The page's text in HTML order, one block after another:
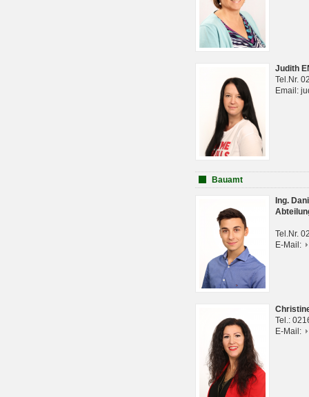
Judith
Tel.Nr.
Email:
Bauamt
Ing.
Tel.Nr.
E-Mail:
Tel.:
E-Mail: